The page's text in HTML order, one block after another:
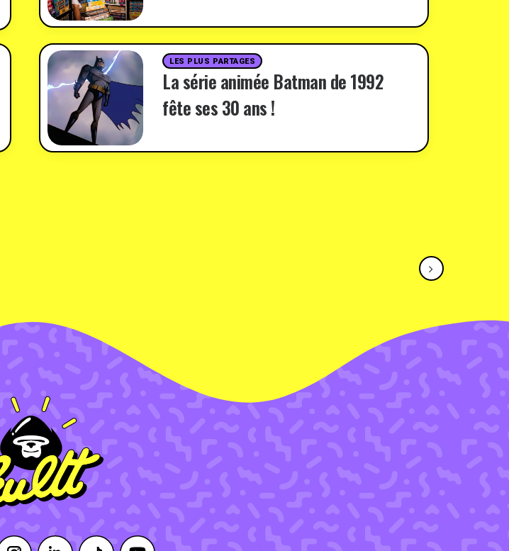
LES PLUS PARTAGES
La série animée Batman de 1992
fête ses 30 ans !